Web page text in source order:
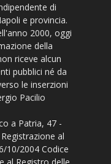
di
e provincia.
2000, oggi
della
riceve alcun
pubblici né da
le inserzioni
Pacilio
a Patria, 47 -
al
10/2004 Codice
al Registro delle